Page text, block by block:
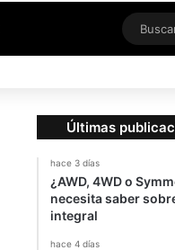
Últimas
hace 3 días
¿AWD, 4WD o
necesita saber
integral
hace 4 días